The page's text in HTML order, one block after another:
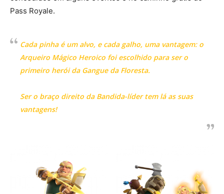
Pass Royale.
Cada pinha é um alvo, e cada galho, uma vantagem: o
Arqueiro Mágico Heroico foi escolhido para ser o
primeiro herói da Gangue da Floresta.
Ser o braço direito da Bandida-líder tem lá as suas
vantagens!